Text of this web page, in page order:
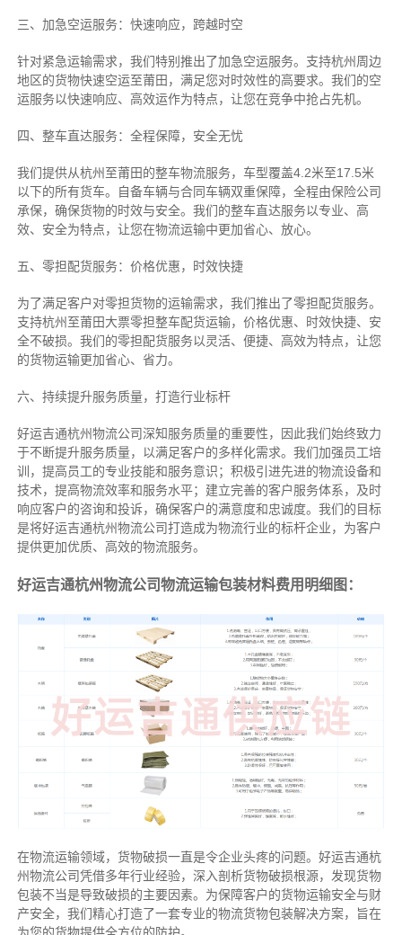
三、加急空运服务：快速响应，跨越时空
针对紧急运输需求，我们特别推出了加急空运服务。支持杭州周边
地区的货物快速空运至莆田，满足您对时效性的高要求。我们的空
运服务以快速响应、高效运作为特点，让您在竞争中抢占先机。
四、整车直达服务：全程保障，安全无忧
我们提供从杭州至莆田的整车物流服务，车型覆盖4.2米至17.5米
以下的所有货车。自备车辆与合同车辆双重保障，全程由保险公司
承保，确保货物的时效与安全。我们的整车直达服务以专业、高
效、安全为特点，让您在物流运输中更加省心、放心。
五、零担配货服务：价格优惠，时效快捷
为了满足客户对零担货物的运输需求，我们推出了零担配货服务。
支持杭州至莆田大票零担整车配货运输，价格优惠、时效快捷、安
全不破损。我们的零担配货服务以灵活、便捷、高效为特点，让您
的货物运输更加省心、省力。
六、持续提升服务质量，打造行业标杆
好运吉通杭州物流公司深知服务质量的重要性，因此我们始终致力
于不断提升服务质量，以满足客户的多样化需求。我们加强员工培
训，提高员工的专业技能和服务意识；积极引进先进的物流设备和
技术，提高物流效率和服务水平；建立完善的客户服务体系，及时
响应客户的咨询和投诉，确保客户的满意度和忠诚度。我们的目标
是将好运吉通杭州物流公司打造成为物流行业的标杆企业，为客户
提供更加优质、高效的物流服务。
好运吉通杭州物流公司物流运输包装材料费用明细图：
在物流运输领域，货物破损一直是令企业头疼的问题。好运吉通杭
州物流公司凭借多年行业经验，深入剖析货物破损根源，发现货物
包装不当是导致破损的主要因素。为保障客户的货物运输安全与财
产安全，我们精心打造了一套专业的物流货物包装解决方案，旨在
为您的货物提供全方位的防护。